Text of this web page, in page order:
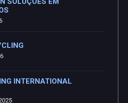
INTERNATIONAL